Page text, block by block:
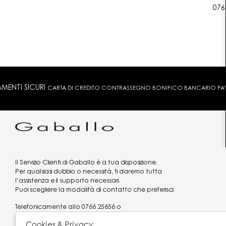
SICURI CARTA DI CREDITO CONTRASSEGNO BONIFICO BANCARIO
Il Servizio Clienti di Gaballo è a tua disposizione.
Per qualsiasi dubbio o necessità, ti daremo tutta
l’assistenza e il supporto necessari.
Puoi scegliere la modalità di contatto che preferisci:
Telefonicamente allo 0766 25656 o